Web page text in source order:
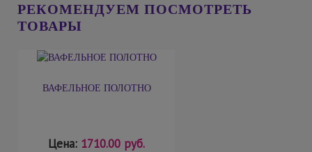
РЕКОМЕНДУЕМ ПОСМОТРЕТЬ
ТОВАРЫ
ВАФЕЛЬНОЕ ПОЛОТНО
Цена: 1710.00 руб.